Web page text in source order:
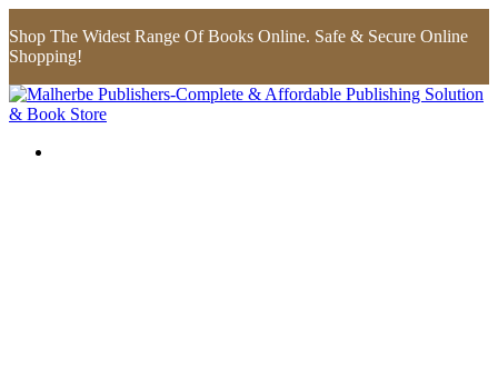
Shop The Widest Range Of Books Online. Safe & Secure Online
Shopping!